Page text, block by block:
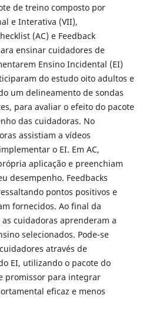
de treino composto por
e Interativa (VII),
(AC) e Feedback
ensinar cuidadores de
Ensino Incidental (EI)
do estudo oito adultos e
um delineamento de sondas
para avaliar o efeito do pacote
das cuidadoras. No
assistiam a vídeos
o EI. Em AC,
aplicação e preenchiam
desempenho. Feedbacks
pontos positivos e
fornecidos. Ao final da
cuidadoras aprenderam a
selecionados. Pode-se
através de
EI, utilizando o pacote do
promissor para integrar
eficaz e menos